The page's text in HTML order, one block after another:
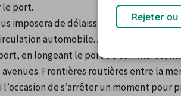
le port.
imposera de délaisser votre location
automobile. A l’inverse, vous
en longeant le port de commerce,
avenues. Frontières routières entre la
l’occasion de s’arrêter un moment
Rejeter